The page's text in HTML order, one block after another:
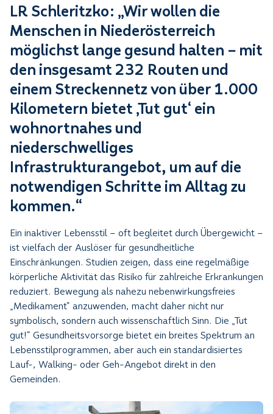
LR Schleritzko: „Wir wollen die
Menschen in Niederösterreich
möglichst lange gesund halten – mit
den insgesamt 232 Routen und
einem Streckennetz von über 1.000
Kilometern bietet ‚Tut gut‘ ein
wohnortnahes und
niederschwelliges
Infrastrukturangebot, um auf die
notwendigen Schritte im Alltag zu
kommen.“
Ein inaktiver Lebensstil – oft begleitet durch Übergewicht –
ist vielfach der Auslöser für gesundheitliche
Einschränkungen. Studien zeigen, dass eine regelmäßige
körperliche Aktivität das Risiko für zahlreiche Erkrankungen
reduziert. Bewegung als nahezu nebenwirkungsfreies
„Medikament“ anzuwenden, macht daher nicht nur
symbolisch, sondern auch wissenschaftlich Sinn. Die „Tut
gut!“ Gesundheitsvorsorge bietet ein breites Spektrum an
Lebensstilprogrammen, aber auch ein standardisiertes
Lauf-, Walking- oder Geh-Angebot direkt in den
Gemeinden.